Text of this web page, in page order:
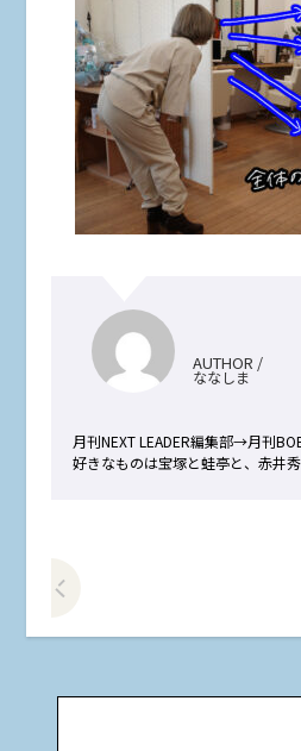
AUTHOR /
ななしま
月刊NEXT LEADER編集部→月刊
好きなものは宝塚と蛙亭と、赤井秀